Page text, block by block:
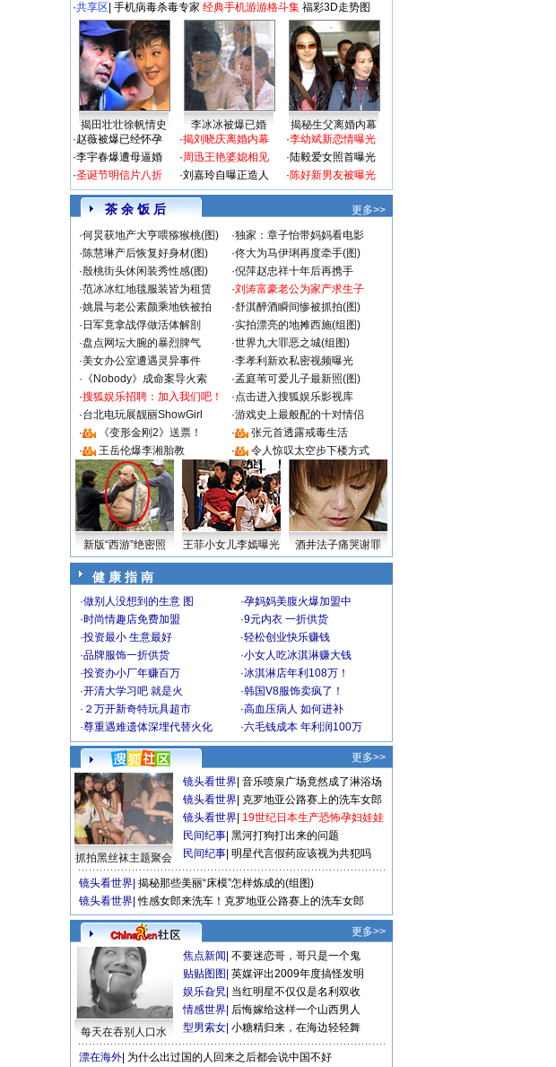
·共享区 手机病毒杀毒专家 经典手机游游格斗集 福彩3D走势图
揭田壮壮徐帆情史 李冰冰被爆已婚
揭秘生父离婚内幕
·赵薇被爆已经怀孕
·李宇春爆遭母逼婚
·圣诞节明信片八折
·揭刘晓庆离婚内幕
·周迅王艳婆媳相见
·刘嘉玲自曝正造人
·李幼斌新恋情曝光
·陆毅爱女照首曝光
·陈好新男友被曝光
茶 余 饭 后
更多>>
·何炅获地产大亨喂猕猴桃(图) ·独家：章子怡带妈妈看电影
·陈慧琳产后恢复好身材(图) ·佟大为马伊琍再度牵手(图)
·殷桃街头休闲装秀性感(图) ·倪萍赵忠祥十年后再携手
·范冰冰红地毯服装皆为租赁 ·刘涛富豪老公为家产求生子
·姚晨与老公素颜乘地铁被拍 ·舒淇醉酒瞬间惨被抓拍(图)
· 日军竟拿战俘做活体解剖 ·实拍漂亮的地摊西施(组图)
·盘点网坛大腕的暴烈脾气 ·世界九大罪恶之城(组图)
·美女办公室遭遇灵异事件 ·李孝利新欢私密视频曝光
· 《Nobody》成命案导火索 ·孟庭苇可爱儿子最新照(图)
·搜狐娱乐招聘：加入我们吧！ ·点击进入搜狐娱乐影视库
·台北电玩展靓丽ShowGirl ·游戏史上最般配的十对情侣
·
《变形金刚2》送票！ ·
张元首透露戒毒生活
·
王岳伦爆李湘胎教 · 令人惊叹太空步下楼方式
新版“西游”绝密照 王菲小女儿李嫣曝光 酒井法子痛哭谢罪
健 康 指 南
·做别人没想到的生意 图 ·孕妈妈美腹火爆加盟中
·时尚情趣店免费加盟 ·9元内衣 一折供货
·投资最小 生意最好 ·轻松创业快乐赚钱
·品牌服饰一折供货 ·小女人吃冰淇淋赚大钱
·投资办小厂年赚百万 ·冰淇淋店年利108万！
·开清大学习吧 就是火 ·韩国V8服饰卖疯了！
· ２万开新奇特玩具超市 ·高血压病人 如何进补
·尊重遇难遗体深埋代替火化 ·六毛钱成本 年利润100万
更多>>
抓拍黑丝袜主题聚会
镜头看世界 音乐喷泉广场竟然成了淋浴场
镜头看世界 克罗地亚公路赛上的洗车女郎
镜头看世界 19世纪日本生产恐怖孕妇娃娃
民间纪事 黑河打狗打出来的问题
民间纪事 明星代言假药应该视为共犯吗
镜头看世界 揭秘那些美丽“床模”怎样炼成的(组图)
镜头看世界 性感女郎来洗车！克罗地亚公路赛上的洗车女郎
更多>>
每天在吞别人口水
焦点新闻 不要迷恋哥，哥只是一个鬼
贴贴图图 英媒评出2009年度搞怪发明
娱乐旮旯 当红明星不仅仅是名利双收
情感世界 后悔嫁给这样一个山西男人
型男索女 小糖精归来，在海边轻轻舞
漂在海外 为什么出过国的人回来之后都会说中国不好